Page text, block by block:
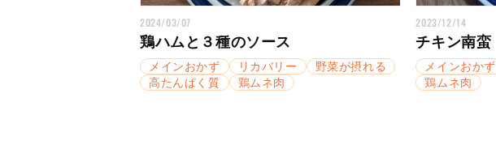
2024/03/07
鶏ハムと３種のソース
メインおかず リカバリー
野菜が摂れる
高たんぱく質
鶏ムネ肉
2023/12/14
チキン南蛮
メインおかず
鶏ムネ肉